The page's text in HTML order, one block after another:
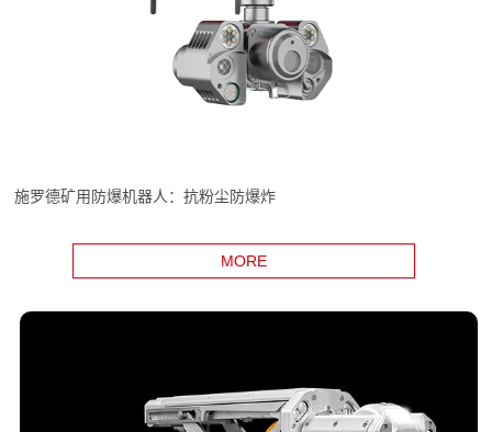
施罗德矿用防爆机器人：抗粉尘防爆炸
MORE